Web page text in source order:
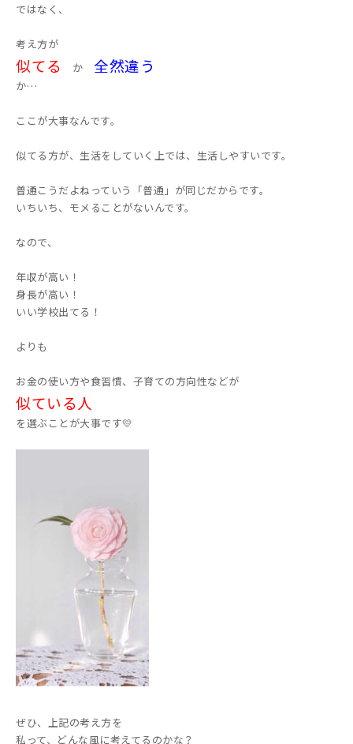
ではなく、
考え方が
似てる か 全然違う
か…
ここが大事なんです。
似てる方が、生活をしていく上では、生活しやすいです。
普通こうだよねっていう「普通」が同じだからです。
いちいち、モメることがないんです。
なので、
年収が高い！
身長が高い！
いい学校出てる！
よりも
お金の使い方や食習慣、子育ての方向性などが
似ている人
を選ぶことが大事です💛
ぜひ、上記の考え方を
私って、どんな風に考えてるのかな？